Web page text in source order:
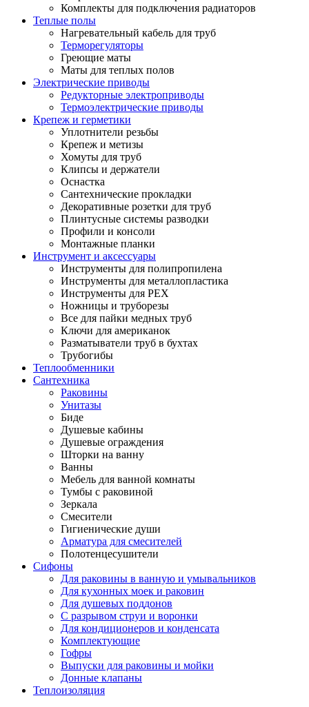
Комплекты для подключения радиаторов
Теплые полы
Нагревательный кабель для труб
Терморегуляторы
Греющие маты
Маты для теплых полов
Электрические приводы
Редукторные электроприводы
Термоэлектрические приводы
Крепеж и герметики
Уплотнители резьбы
Крепеж и метизы
Хомуты для труб
Клипсы и держатели
Оснастка
Сантехнические прокладки
Декоративные розетки для труб
Плинтусные системы разводки
Профили и консоли
Монтажные планки
Инструмент и аксессуары
Инструменты для полипропилена
Инструменты для металлопластика
Инструменты для PEX
Ножницы и труборезы
Все для пайки медных труб
Ключи для американок
Разматыватели труб в бухтах
Трубогибы
Теплообменники
Сантехника
Раковины
Унитазы
Биде
Душевые кабины
Душевые ограждения
Шторки на ванну
Ванны
Мебель для ванной комнаты
Тумбы с раковиной
Зеркала
Смесители
Гигиенические души
Арматура для смесителей
Полотенцесушители
Сифоны
Для раковины в ванную и умывальников
Для кухонных моек и раковин
Для душевых поддонов
С разрывом струи и воронки
Для кондиционеров и конденсата
Комплектующие
Гофры
Выпуски для раковины и мойки
Донные клапаны
Теплоизоляция